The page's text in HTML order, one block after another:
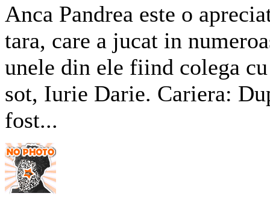
Anca Pandrea este o
tara, care a jucat in
unele din ele fiind colega
sot, Iurie Darie. Cariera:
fost...